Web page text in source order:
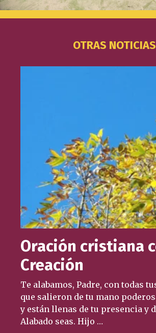
OTRAS NOTICIAS
Oración cristiana
Creación
Te alabamos, Padre, con todas
que salieron de tu mano
y están llenas de tu presencia y
Alabado seas. Hijo …